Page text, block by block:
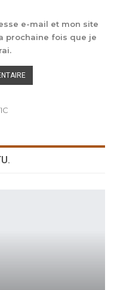
e-mail et mon site
prochaine fois que je